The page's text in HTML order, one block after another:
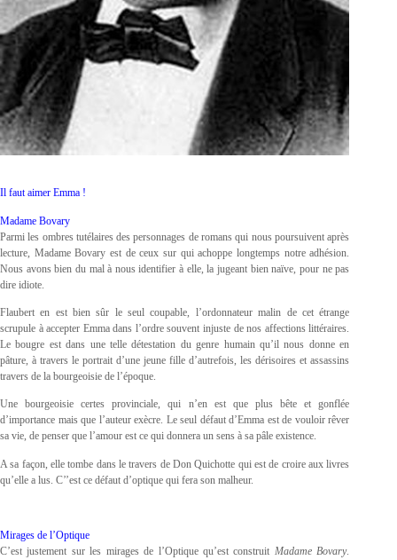
Il faut aimer Emma !
Madame Bovary
Parmi les ombres tutélaires des personnages de romans qui nous poursuivent après
lecture, Madame Bovary est de ceux sur qui achoppe longtemps notre adhésion.
Nous avons bien du mal à nous identifier à elle, la jugeant bien naïve, pour ne pas
dire idiote.
Flaubert en est bien sûr le seul coupable, l’ordonnateur malin de cet étrange
scrupule à accepter Emma dans l’ordre souvent injuste de nos affections littéraires.
Le bougre est dans une telle détestation du genre humain qu’il nous donne en
pâture, à travers le portrait d’une jeune fille d’autrefois, les dérisoires et assassins
travers de la bourgeoisie de l’époque.
Une bourgeoisie certes provinciale, qui n’en est que plus bête et gonflée
d’importance mais que l’auteur exècre. Le seul défaut d’Emma est de vouloir rêver
sa vie, de penser que l’amour est ce qui donnera un sens à sa pâle existence.
A sa façon, elle tombe dans le travers de Don Quichotte qui est de croire aux livres
qu’elle a lus. C’’est ce défaut d’optique qui fera son malheur.
Mirages de l’Optique
C’est justement sur les mirages de l’Optique qu’est construit Madame Bovary.